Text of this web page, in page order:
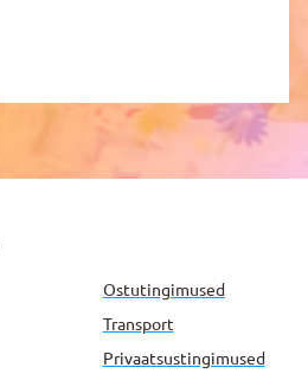
Ostutingimused
Transport
Privaatsus­tingimused